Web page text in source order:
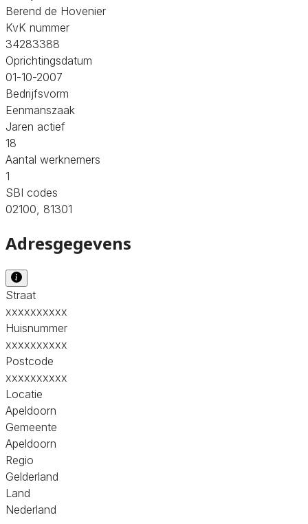
Berend de Hovenier
KvK nummer
34283388
Oprichtingsdatum
01-10-2007
Bedrijfsvorm
Eenmanszaak
Jaren actief
18
Aantal werknemers
1
SBI codes
02100, 81301
Adresgegevens
Straat
xxxxxxxxxx
Huisnummer
xxxxxxxxxx
Postcode
xxxxxxxxxx
Locatie
Apeldoorn
Gemeente
Apeldoorn
Regio
Gelderland
Land
Nederland